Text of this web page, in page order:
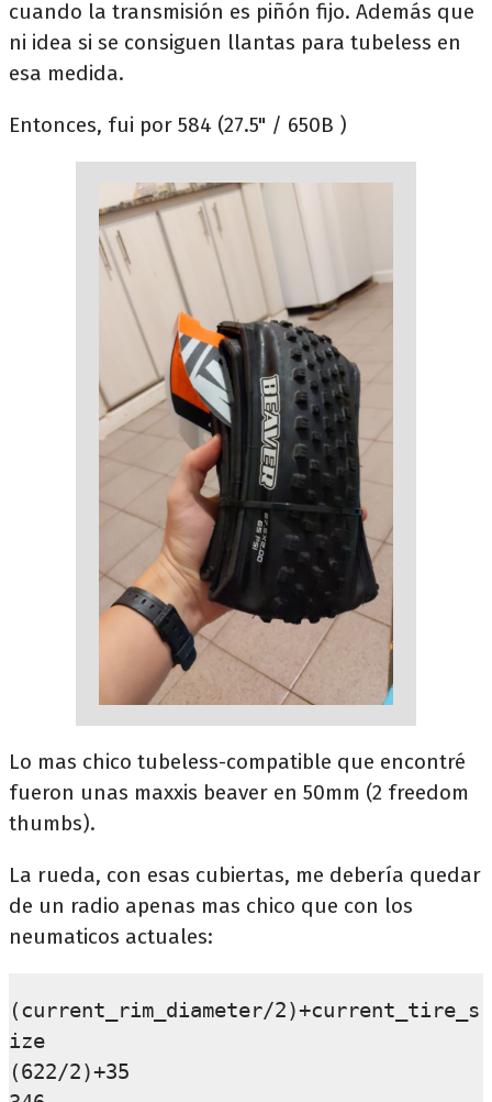
cuando la transmisión es piñón fijo. Además que
ni idea si se consiguen llantas para tubeless en
esa medida.
Entonces, fui por 584 (27.5" / 650B )
Lo mas chico tubeless-compatible que encontré
fueron unas maxxis beaver en 50mm (2 freedom
thumbs).
La rueda, con esas cubiertas, me debería quedar
de un radio apenas mas chico que con los
neumaticos actuales:
(current_rim_diameter/2)+current_tire_s
ize
(622/2)+35